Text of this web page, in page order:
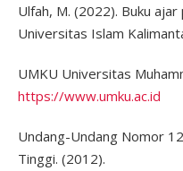
Ulfah, M. (2022). Buku
Universitas Islam
UMKU Universitas
https://www.umku.ac.id
Undang-Undang Nomor
Tinggi. (2012).